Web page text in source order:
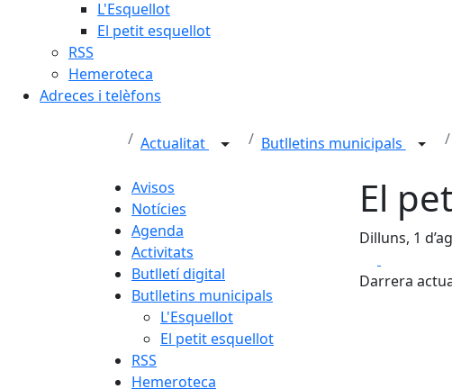
L'Esquellot
El petit esquellot
RSS
Hemeroteca
Adreces i telèfons
Actualitat Butlletins municipals
Avisos
Notícies
Agenda
Activitats
Butlletí digital
Butlletins municipals
L'Esquellot
El petit esquellot
RSS
Hemeroteca
El
Dilluns, 1
Darrera